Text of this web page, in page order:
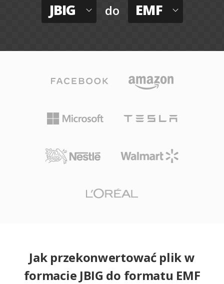
JBIG do EMF
Jak przekonwertować plik w
formacie JBIG do formatu EMF